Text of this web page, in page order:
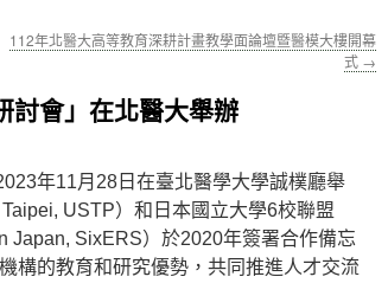
112年北醫大高等教育深耕計畫教學面論壇暨醫模大樓開幕
式 →
討會」在北醫大舉辦
年11月28日在臺北醫學大學誠樸廳舉
USTP）和日本國立大學6校聯盟
Japan, SixERS）於2020年簽署合作備忘
構的教育和研究優勢，共同推進人才交流